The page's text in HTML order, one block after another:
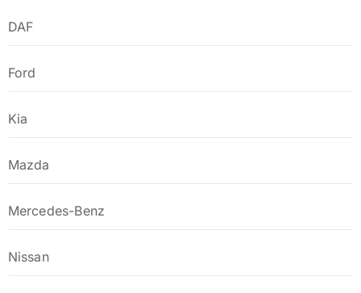
DAF
Ford
Kia
Mazda
Mercedes-Benz
Nissan